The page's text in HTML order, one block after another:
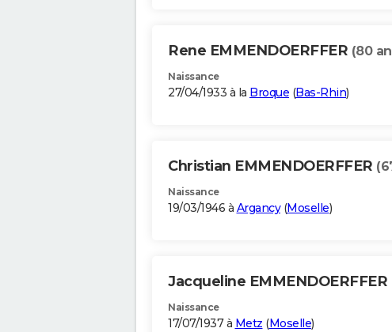
Rene EMMENDOERFFER (80
Naissance
27/04/1933 à la Broque (Bas-Rhin)
Christian EMMENDOERFFER
Naissance
19/03/1946 à Argancy(Moselle)
Jacqueline EMMENDOERFFER
Naissance
17/07/1937 à Metz (Moselle)